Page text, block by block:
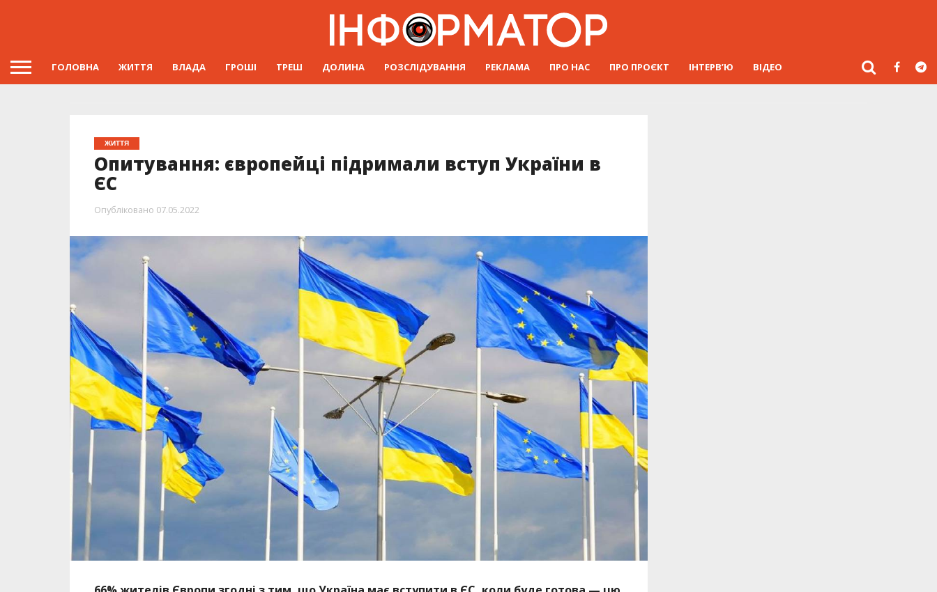
ГОЛОВНА ЖИТТЯ ВЛАДА ГРОШІ ТРЕШ ДОЛИНА РОЗСЛІДУВАННЯ РЕКЛАМА ПРО НАС ПРО ПРОЄКТ ІНТЕРВ’Ю ВІДЕО
ЖИТТЯ
Опитування: європейці підримали вступ України в
ЄС
Опубліковано 07.05.2022